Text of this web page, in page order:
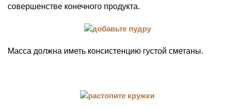
совершенстве конечного продукта.
Масса должна иметь консистенцию густой сметаны.